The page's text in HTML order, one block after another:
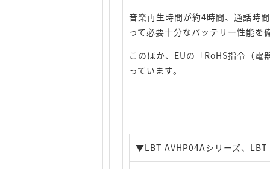
音楽再生時間が約4時間、通話時
って必要十分なバッテリー性能を
このほか、EUの「RoHS指令（
っています。
▼LBT-AVHP04Aシリーズ、